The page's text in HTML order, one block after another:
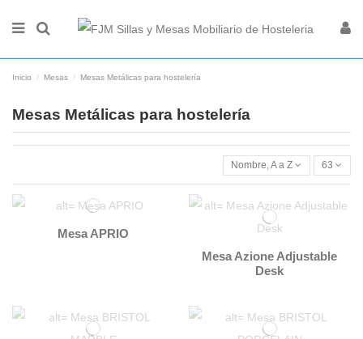
Inicio Mesas Mesas Metálicas para hostelería
Mesas Metálicas para hostelería
Nombre, A a Z 63
Mesa APRIO
Mesa Azione Adjustable
Desk